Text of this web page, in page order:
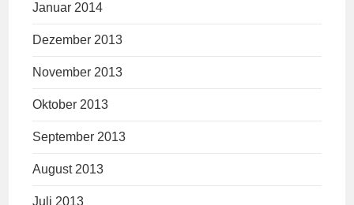
Januar 2014
Dezember 2013
November 2013
Oktober 2013
September 2013
August 2013
Juli 2013